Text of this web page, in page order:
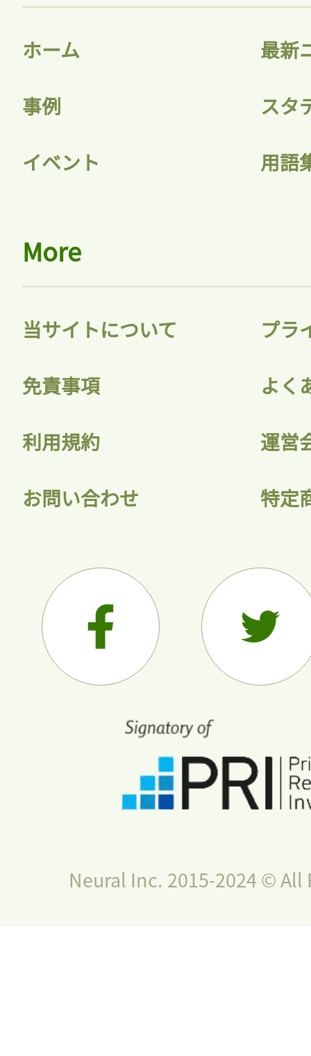
ホーム 最新
事例 スタ
イベント 用語
More
当サイトについて プラ
免責事項 よく
利用規約 運営
お問い合わせ 特定
Neural Inc. 2015-2024 © All